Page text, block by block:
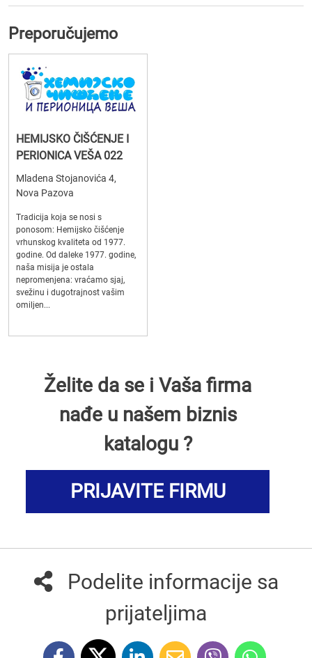
Preporučujemo
HEMIJSKO ČIŠĆENJE I
PERIONICA VEŠA 022
Mladena Stojanovića 4,
Nova Pazova
Tradicija koja se nosi s
ponosom: Hemijsko čišćenje
vrhunskog kvaliteta od 1977.
godine. Od daleke 1977. godine,
naša misija je ostala
nepromenjena: vraćamo sjaj,
svežinu i dugotrajnost vašim
omiljen...
Želite da se i Vaša firma
nađe u našem biznis
katalogu ?
PRIJAVITE FIRMU
Podelite informacije sa
prijateljima